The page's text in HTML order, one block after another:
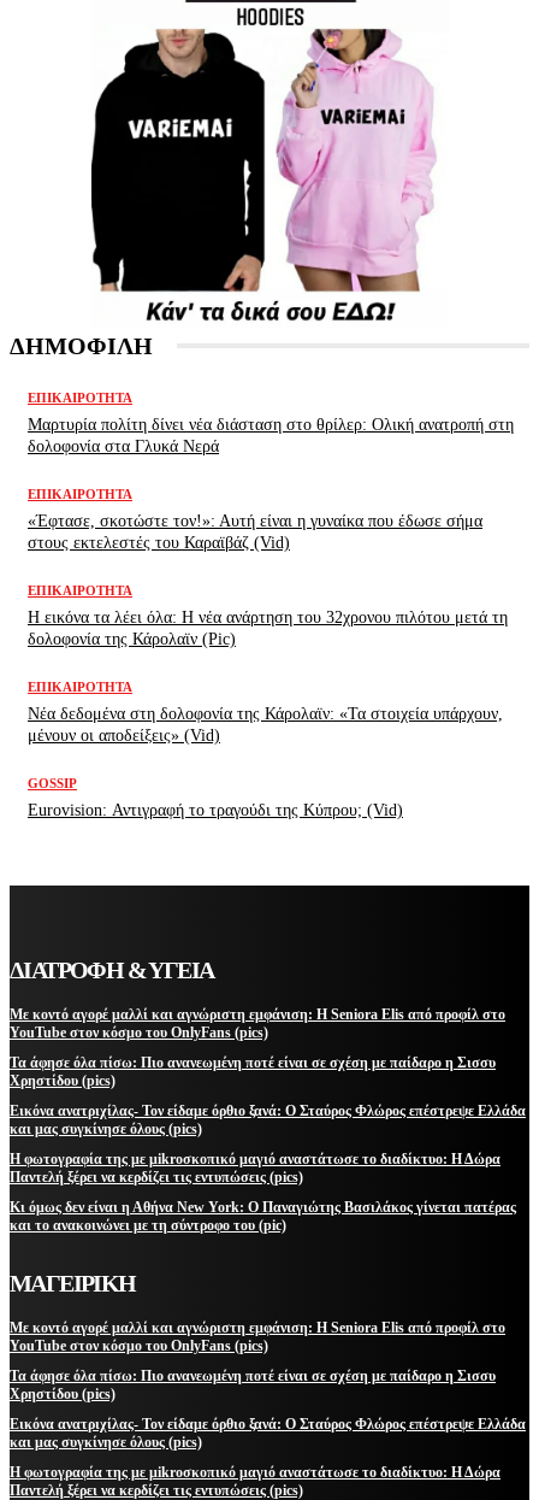
ΔΗΜΟΦΙΛΗ
ΕΠΙΚΑΙΡΌΤΗΤΑ
Μαρτυρία πολίτη δίνει νέα διάσταση στο θρίλερ: Ολική ανατροπή στη
δολοφονία στα Γλυκά Νερά
ΕΠΙΚΑΙΡΌΤΗΤΑ
«Έφτασε, σκοτώστε τον!»: Αυτή είναι η γυναίκα που έδωσε σήμα
στους εκτελεστές του Καραϊβάζ (Vid)
ΕΠΙΚΑΙΡΌΤΗΤΑ
H εικόνα τα λέει όλα: H νέα ανάρτηση του 32χρονου πιλότου μετά τη
δολοφονία της Κάρολαϊν (Pic)
ΕΠΙΚΑΙΡΌΤΗΤΑ
Νέα δεδομένα στη δολοφονία της Κάρολαϊν: «Τα στοιχεία υπάρχουν,
μένουν οι αποδείξεις» (Vid)
GOSSIP
Eurovision: Αντιγραφή το τραγούδι της Κύπρου; (Vid)
ΔΙΑΤΡΟΦΗ & ΥΓΕΙΑ
Με κοντό αγορέ μαλλί και αγνώριστη εμφάνιση: Η Seniora Elis από προφίλ στο
YouTube στον κόσμο του OnlyFans (pics)
Τα άφησε όλα πίσω: Πιο ανανεωμένη ποτέ είναι σε σχέση με παίδαρο η Σισσυ
Χρηστίδου (pics)
Εικόνα ανατριχίλας- Τον είδαμε όρθιο ξανά: Ο Σταύρος Φλώρος επέστρεψε Ελλάδα
και μας συγκίνησε όλους (pics)
Η φωτογραφία της με μikroσκοπικό μαγιό αναστάτωσε το διαδίκτυο: Η Δώρα
Παντελή ξέρει να κερδίζει τις εντυπώσεις (pics)
Κι όμως δεν είναι η Αθήνα New York: Ο Παναγιώτης Βασιλάκος γίνεται πατέρας
και το ανακοινώνει με τη σύντροφο του (pic)
ΜΑΓΕΙΡΙΚΗ
Με κοντό αγορέ μαλλί και αγνώριστη εμφάνιση: Η Seniora Elis από προφίλ στο
YouTube στον κόσμο του OnlyFans (pics)
Τα άφησε όλα πίσω: Πιο ανανεωμένη ποτέ είναι σε σχέση με παίδαρο η Σισσυ
Χρηστίδου (pics)
Εικόνα ανατριχίλας- Τον είδαμε όρθιο ξανά: Ο Σταύρος Φλώρος επέστρεψε Ελλάδα
και μας συγκίνησε όλους (pics)
Η φωτογραφία της με μikroσκοπικό μαγιό αναστάτωσε το διαδίκτυο: Η Δώρα
Παντελή ξέρει να κερδίζει τις εντυπώσεις (pics)